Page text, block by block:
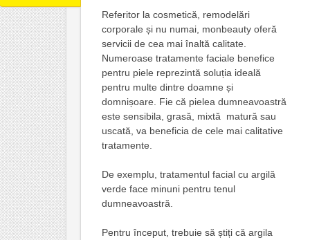
Referitor la cosmetică, remodelări
corporale și nu numai, monbeauty oferă
servicii de cea mai înaltă calitate.
Numeroase tratamente faciale benefice
pentru piele reprezintă soluția ideală
pentru multe dintre doamne și
domnișoare. Fie că pielea dumneavoastră
este sensibila, grasă, mixtă matură sau
uscată, va beneficia de cele mai calitative
tratamente.
De exemplu, tratamentul facial cu argilă
verde face minuni pentru tenul
dumneavoastră.
Pentru început, trebuie să știți că argila